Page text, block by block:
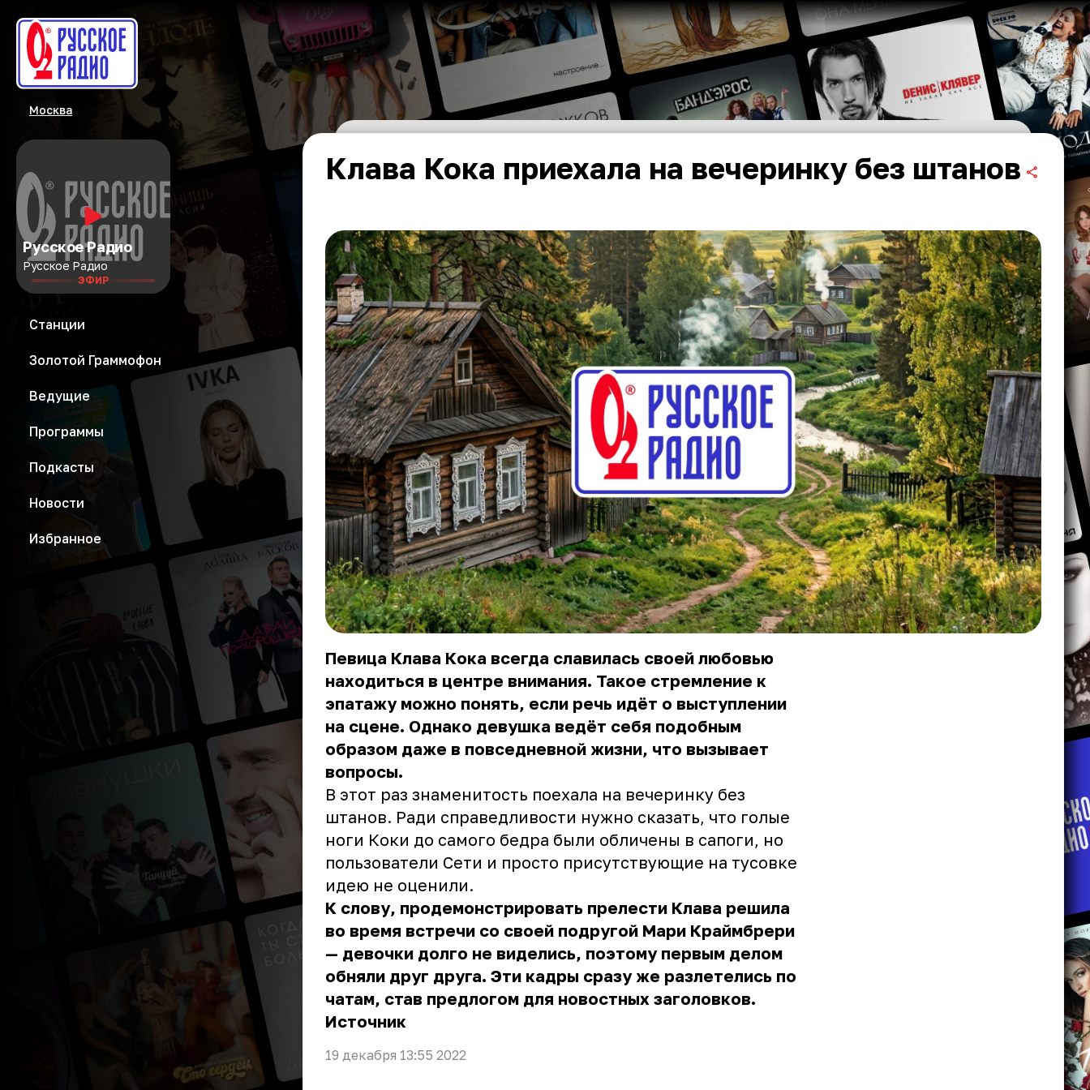
Москва
Русское Радио
Русское Радио
ЭФИР
Станции
Золотой Граммофон
Ведущие
Программы
Подкасты
Новости
Избранное
Клава Кока приехала на вечеринку без штанов
Певица Клава Кока всегда славилась своей любовью
находиться в центре внимания. Такое стремление к
эпатажу можно понять, если речь идёт о выступлении
на сцене. Однако девушка ведёт себя подобным
образом даже в повседневной жизни, что вызывает
вопросы.
В этот раз знаменитость поехала на вечеринку без
штанов. Ради справедливости нужно сказать, что голые
ноги Коки до самого бедра были обличены в сапоги, но
пользователи Сети и просто присутствующие на тусовке
идею не оценили.
К слову, продемонстрировать прелести Клава решила
во время встречи со своей подругой Мари Краймбрери
— девочки долго не виделись, поэтому первым делом
обняли друг друга. Эти кадры сразу же разлетелись по
чатам, став предлогом для новостных заголовков.
Источник
19 декабря 13:55 2022